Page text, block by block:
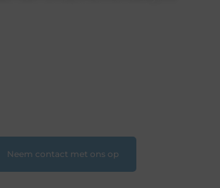
Neem contact met ons op